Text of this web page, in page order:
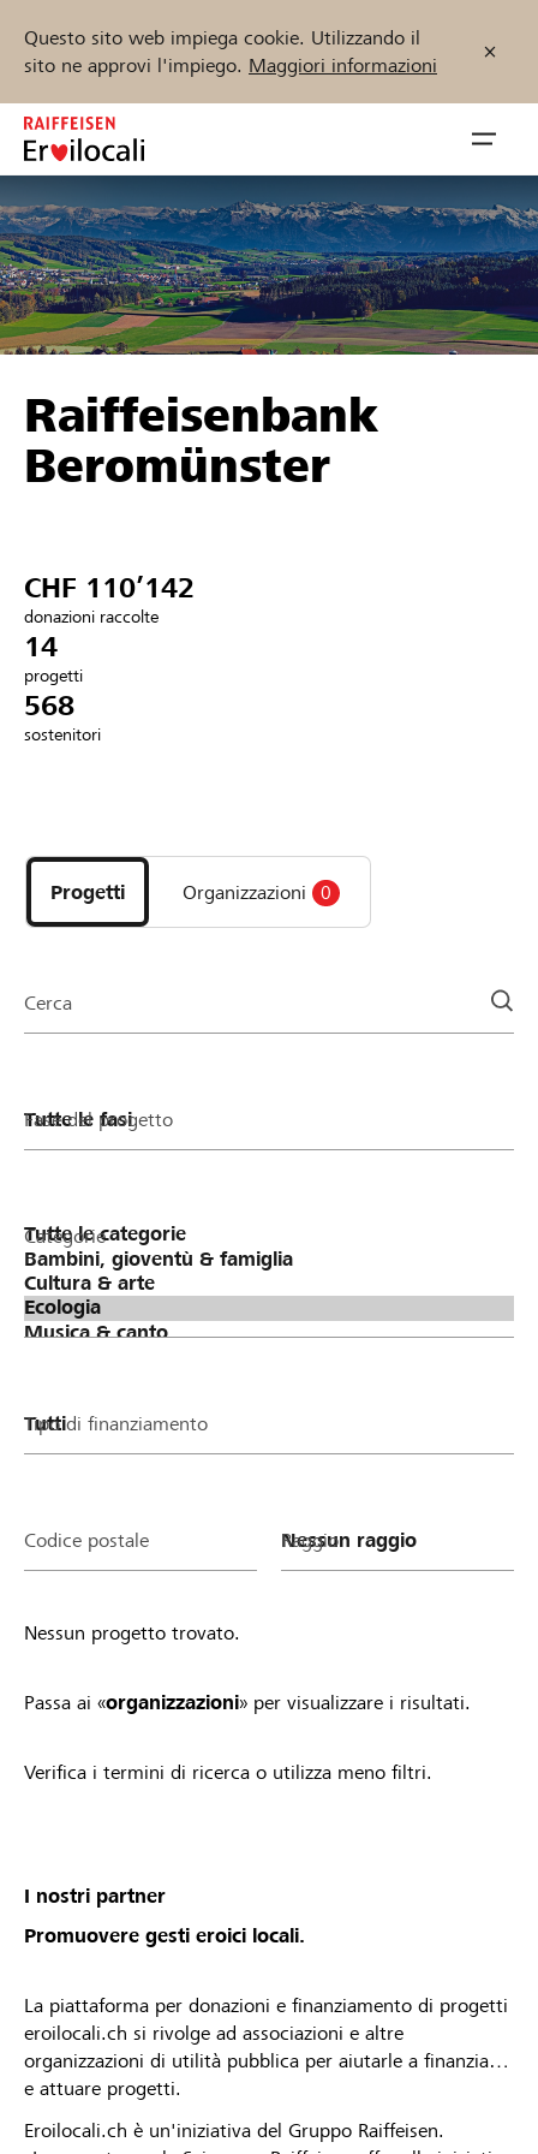
Questo sito web impiega cookie. Utilizzando il
sito ne approvi l'impiego. Maggiori informazioni
Zum
Inhalt
springen
öffnen
Sostenere
Aiuto & supporto
Collegarsi
Trova progetti e organizzazioni
Inizia ora
DE FR IT
Raiffeisenbank
Beromünster
CHF 110’142
donazioni raccolte
14
progetti
568
sostenitori
i
progetti
e
della
Progetti Organizzazioni 0
Cerca
Fase del progetto
Categorie
Tipo di finanziamento
Codice postale Raggio
Nessun progetto trovato.
Passa ai «organizzazioni» per visualizzare i risultati.
Verifica i termini di ricerca o utilizza meno filtri.
I nostri partner
Promuovere gesti eroici locali.
La piattaforma per donazioni e finanziamento di progetti
eroilocali.ch si rivolge ad associazioni e altre
organizzazioni di utilità pubblica per aiutarle a finanziare
e attuare progetti.
Eroilocali.ch è un'iniziativa del Gruppo Raiffeisen.